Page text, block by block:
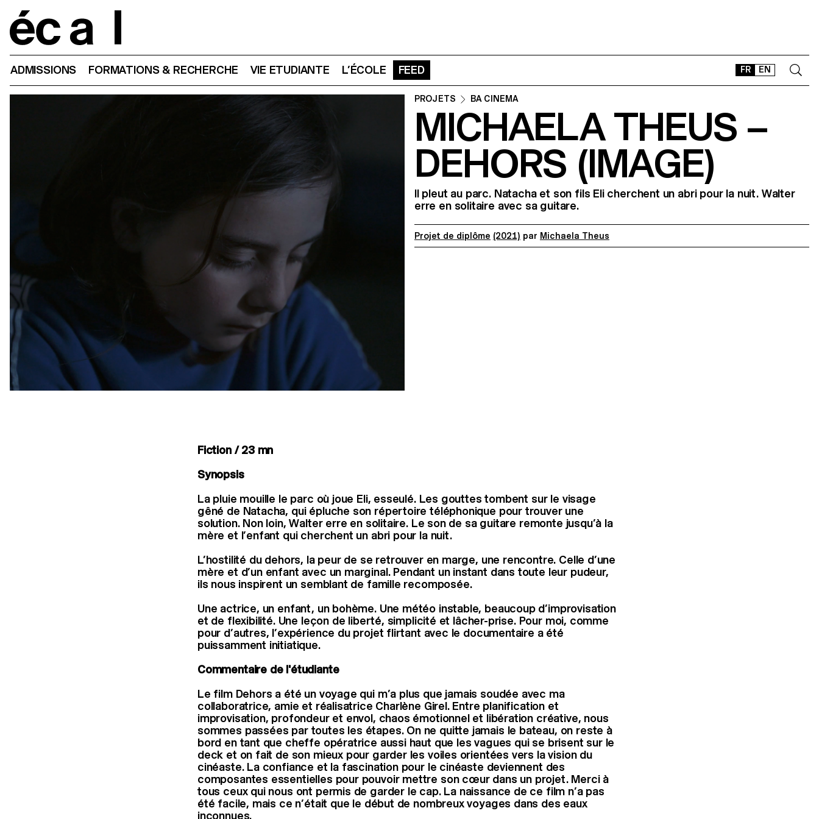
FR EN
ADMISSIONS FORMATIONS & RECHERCHE VIE ETUDIANTE L’ÉCOLE FEED
CONTACT
SHOP
TYPEFACES
OFFLINE-ONLINE
Instagram
Facebook
LinkedIn
Vimeo
PROJETS BA CINEMA
MICHAELA THEUS –
DEHORS (IMAGE)
Il pleut au parc. Natacha et son fils Eli cherchent un abri pour la nuit. Walter
erre en solitaire avec sa guitare.
Projet de diplôme (2021) par Michaela Theus
Fiction / 23 mn
Synopsis
La pluie mouille le parc où joue Eli, esseulé. Les gouttes tombent sur le visage
gêné de Natacha, qui épluche son répertoire téléphonique pour trouver une
solution. Non loin, Walter erre en solitaire. Le son de sa guitare remonte jusqu’à la
mère et l’enfant qui cherchent un abri pour la nuit.
L’hostilité du dehors, la peur de se retrouver en marge, une rencontre. Celle d’une
mère et d’un enfant avec un marginal. Pendant un instant dans toute leur pudeur,
ils nous inspirent un semblant de famille recomposée.
Une actrice, un enfant, un bohème. Une météo instable, beaucoup d’improvisation
et de flexibilité. Une leçon de liberté, simplicité et lâcher-prise. Pour moi, comme
pour d’autres, l’expérience du projet flirtant avec le documentaire a été
puissamment initiatique.
Commentaire de l'étudiante
Le film Dehors a été un voyage qui m’a plus que jamais soudée avec ma
collaboratrice, amie et réalisatrice Charlène Girel. Entre planification et
improvisation, profondeur et envol, chaos émotionnel et libération créative, nous
sommes passées par toutes les étapes. On ne quitte jamais le bateau, on reste à
bord en tant que cheffe opératrice aussi haut que les vagues qui se brisent sur le
deck et on fait de son mieux pour garder les voiles orientées vers la vision du
cinéaste. La confiance et la fascination pour le cinéaste deviennent des
composantes essentielles pour pouvoir mettre son cœur dans un projet. Merci à
tous ceux qui nous ont permis de garder le cap. La naissance de ce film n’a pas
été facile, mais ce n’était que le début de nombreux voyages dans des eaux
inconnues.